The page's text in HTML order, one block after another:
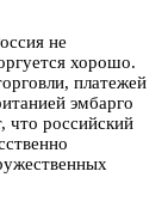
не
хорошо.
платежей
эмбарго
что российский